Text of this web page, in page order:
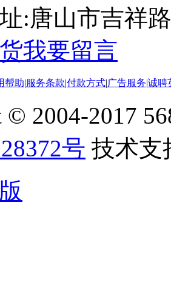
:唐山市吉祥
我要留言
帮助|服务条款|付款方式|广告服务|诚聘
© 2004-2017
号 技术支